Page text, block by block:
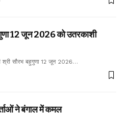
12 जून 2026 को उतरकाशी
श्री सौरभ बहुगुणा 12 जून 2026…
ने बंगाल में कमल